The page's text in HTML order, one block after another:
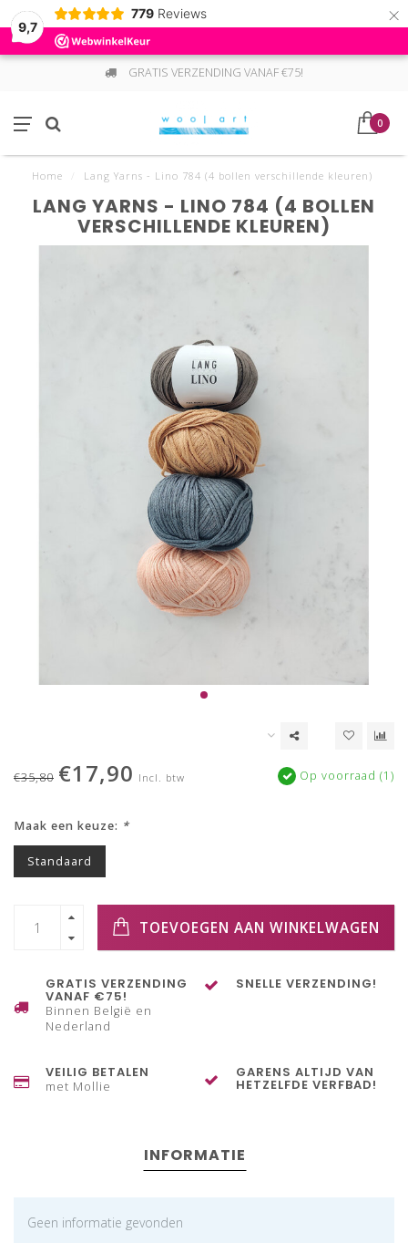
9,7
779 Reviews ×
GRATIS VERZENDING VANAF €75!
0
Home Lang Yarns - Lino 784 (4 bollen verschillende kleuren)
LANG YARNS - LINO 784 (4 BOLLEN
VERSCHILLENDE KLEUREN)
€35,80 €17,90 Incl. btw Op voorraad (1)
Maak een keuze: *
Standaard
TOEVOEGEN AAN WINKELWAGEN
GRATIS VERZENDING
VANAF €75!
Binnen België en
Nederland
SNELLE VERZENDING!
VEILIG BETALEN
met Mollie
GARENS ALTIJD VAN
HETZELFDE VERFBAD!
INFORMATIE
Geen informatie gevonden